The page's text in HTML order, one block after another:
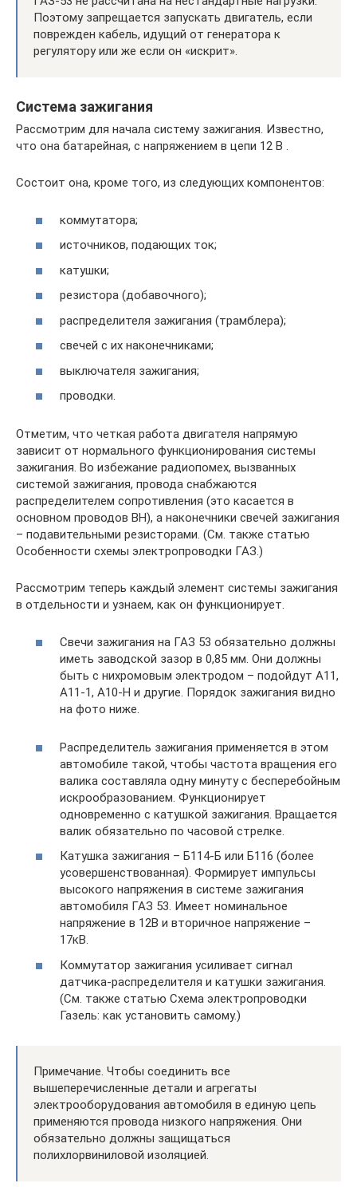
Поэтому запрещается запускать двигатель, если
поврежден кабель, идущий от генератора к
регулятору или же если он «искрит».
Система зажигания
Рассмотрим для начала систему зажигания. Известно,
что она батарейная, с напряжением в цепи 12 В .
Состоит она, кроме того, из следующих компонентов:
коммутатора;
источников, подающих ток;
катушки;
резистора (добавочного);
распределителя зажигания (трамблера);
свечей с их наконечниками;
выключателя зажигания;
проводки.
Отметим, что четкая работа двигателя напрямую
зависит от нормального функционирования системы
зажигания. Во избежание радиопомех, вызванных
системой зажигания, провода снабжаются
распределителем сопротивления (это касается в
основном проводов ВН), а наконечники свечей зажигания
– подавительными резисторами. (См. также статью
Особенности схемы электропроводки ГАЗ.)
Рассмотрим теперь каждый элемент системы зажигания
в отдельности и узнаем, как он функционирует.
Свечи зажигания на ГАЗ 53 обязательно должны
иметь заводской зазор в 0,85 мм. Они должны
быть с нихромовым электродом – подойдут А11,
А11-1, А10-H и другие. Порядок зажигания видно
на фото ниже.
Распределитель зажигания применяется в этом
автомобиле такой, чтобы частота вращения его
валика составляла одну минуту с бесперебойным
искрообразованием. Функционирует
одновременно с катушкой зажигания. Вращается
валик обязательно по часовой стрелке.
Катушка зажигания – Б114-Б или Б116 (более
усовершенствованная). Формирует импульсы
высокого напряжения в системе зажигания
автомобиля ГАЗ 53. Имеет номинальное
напряжение в 12В и вторичное напряжение –
17кВ.
Коммутатор зажигания усиливает сигнал
датчика-распределителя и катушки зажигания.
(См. также статью Схема электропроводки
Газель: как установить самому.)
Примечание. Чтобы соединить все
вышеперечисленные детали и агрегаты
электрооборудования автомобиля в единую цепь
применяются провода низкого напряжения. Они
обязательно должны защищаться
полихлорвиниловой изоляцией.